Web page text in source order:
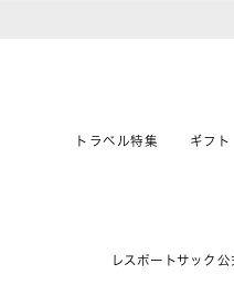
トラベル特集 ギフト
レスポートサック